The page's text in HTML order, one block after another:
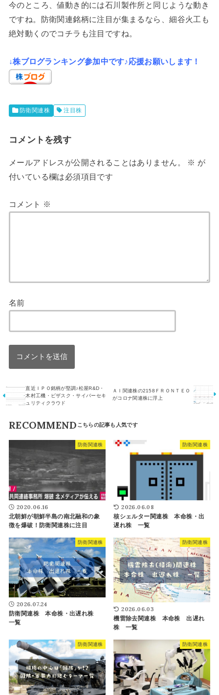
今のところ、値動き的には石川製作所と同じような動き
ですね。防衛関連銘柄に注目が集まるなら、細谷火工も
絶対動くのでコチラも注目ですね。
↓株ブログランキング参加中です♪応援お願いします！
防衛関連株 注目株
コメントを残す
メールアドレスが公開されることはありません。 ※ が
付いている欄は必須項目です
コメント ※
名前
直近ＩＰＯ銘柄が堅調♪松屋R&D・
木村工機・ビザスク・サイバーセキ
ュリティクラウド
ＡＩ関連株の2158ＦＲＯＮＴＥＯ
がコロナ関連株に浮上
RECOMMEND
防衛関連株
2020.06.16
北朝鮮が朝鮮半島の南北融和の象
徴を爆破！防衛関連株に注目
防衛関連株
2026.06.08
核シェルター関連株 本命株・出
遅れ株 一覧
防衛関連株
2026.07.24
防衛関連株 本命株・出遅れ株
一覧
防衛関連株
2026.06.03
機雷除去関連株 本命株 出遅れ
株 一覧
防衛関連株 防衛関連株